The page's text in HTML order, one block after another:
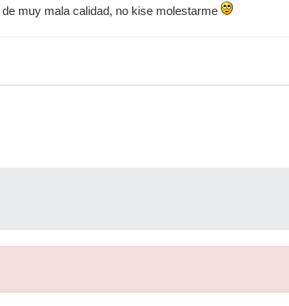
muy mala calidad, no kise molestarme